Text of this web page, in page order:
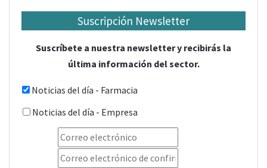
Suscripción Newsletter
Suscríbete a nuestra newsletter y recibirás la
última información del sector.
Noticias del día - Farmacia
Noticias del día - Empresa